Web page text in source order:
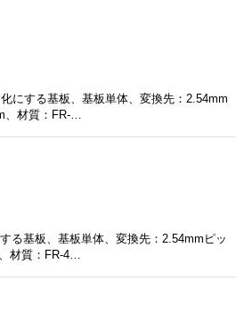
にする基板、基板単体、変換先：2.54mm
、材質：FR-…
る基板、基板単体、変換先：2.54mmピッ
材質：FR-4…